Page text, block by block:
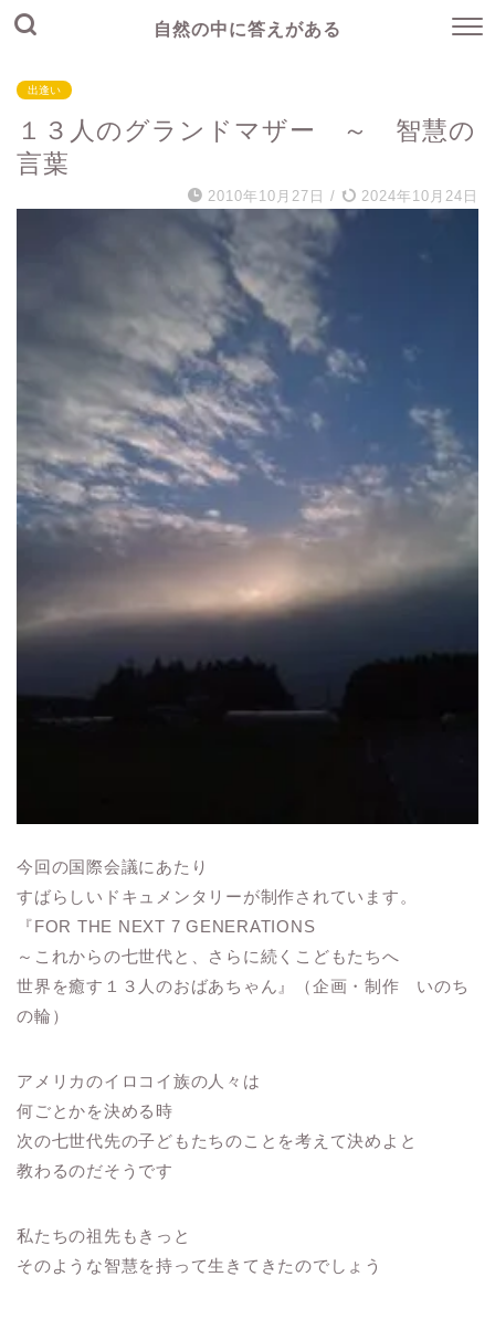
自然の中に答えがある
出逢い
１３人のグランドマザー ～ 智慧の
言葉
2010年10月27日 / 2024年10月24日
今回の国際会議にあたり
すばらしいドキュメンタリーが制作されています。
『FOR THE NEXT 7 GENERATIONS
～これからの七世代と、さらに続くこどもたちへ
世界を癒す１３人のおばあちゃん』（企画・制作 いのち
の輪）
アメリカのイロコイ族の人々は
何ごとかを決める時
次の七世代先の子どもたちのことを考えて決めよと
教わるのだそうです
私たちの祖先もきっと
そのような智慧を持って生きてきたのでしょう